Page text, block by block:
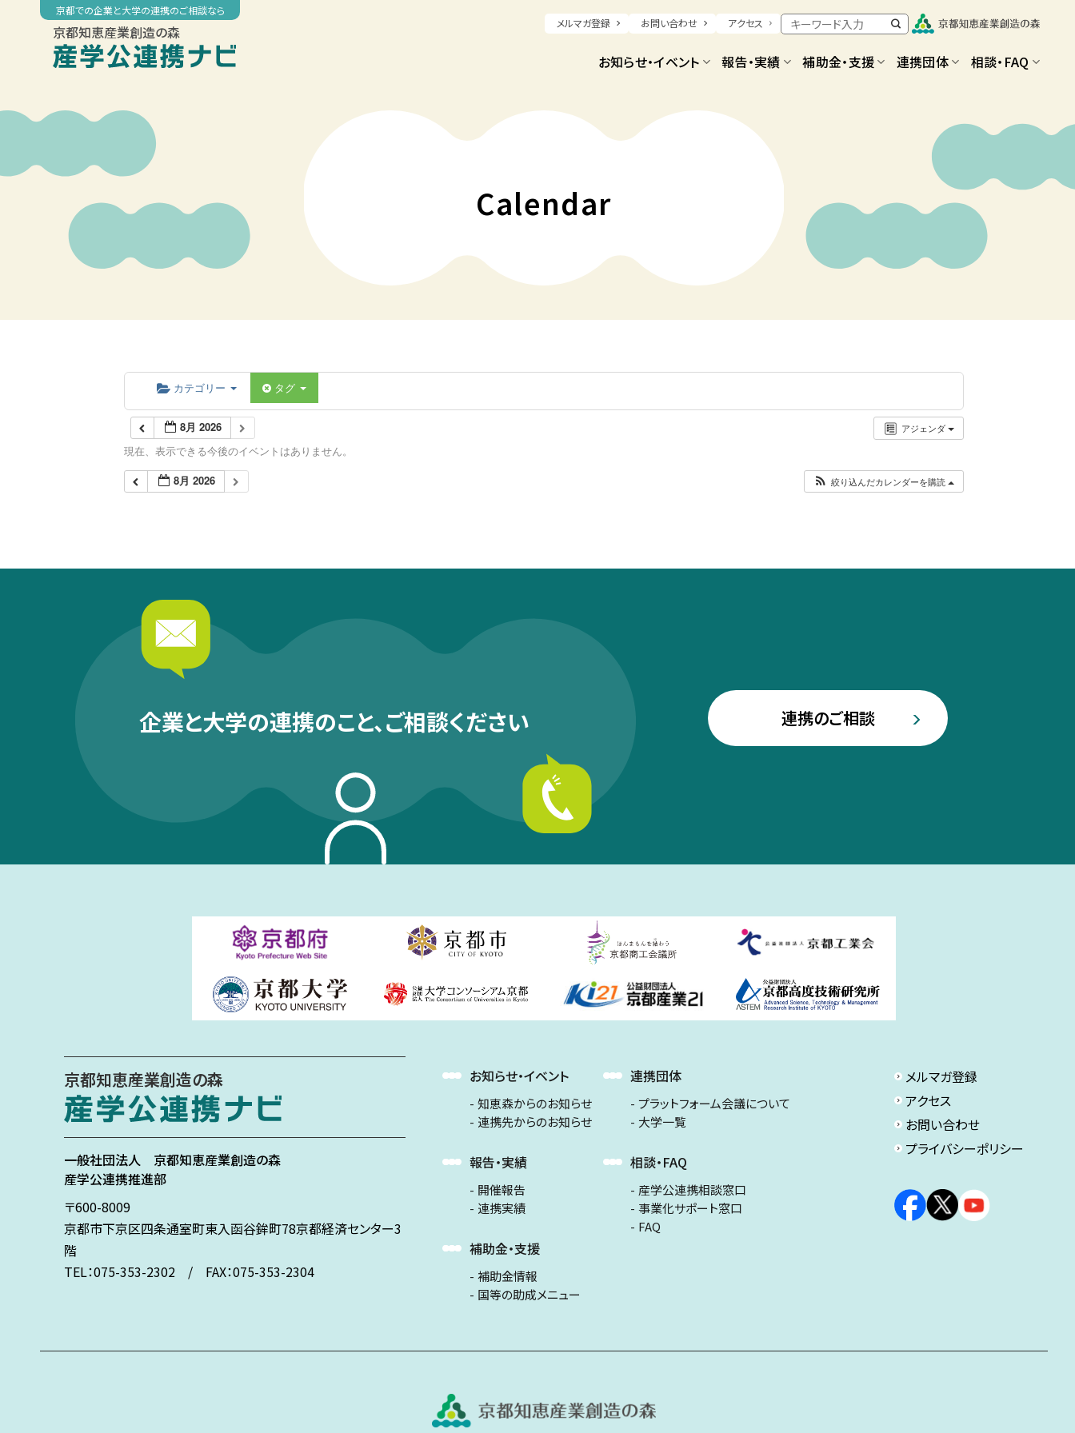
京都での企業と大学の連携のご相談なら
京都知恵産業創造の森 メルマガ登録 お問い合わせ アクセス
お知らせ・イベント 報告・実績 補助金・支援 連携団体 相談・FAQ
Calendar
カテゴリー タグ
アジェンダ
8月 2026
現在、表示できる今後のイベントはありません。
8月 2026
絞り込んだカレンダーを購読
企業と大学の連携のこと、ご相談ください 連携のご相談
京都知恵産業創造の森
一般社団法人 京都知恵産業創造の森
産学公連携推進部
〒600-8009
京都市下京区四条通室町東入函谷鉾町78京都経済センター3
階
TEL：075-353-2302 / FAX：075-353-2304
お知らせ・イベント
知恵森からのお知らせ
連携先からのお知らせ
報告・実績
開催報告
連携実績
補助金・支援
補助金情報
国等の助成メニュー
連携団体
プラットフォーム会議について
大学一覧
相談・FAQ
産学公連携相談窓口
事業化サポート窓口
FAQ
メルマガ登録
アクセス
お問い合わせ
プライバシーポリシー